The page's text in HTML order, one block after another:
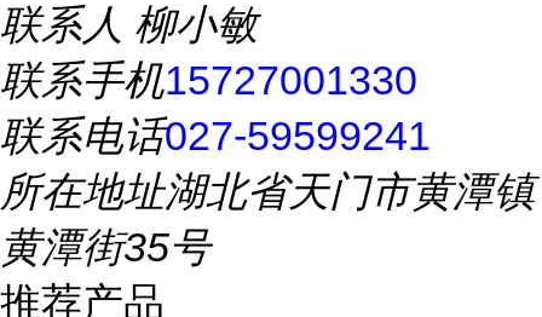
联系人 柳小敏
联系手机15727001330
联系电话027-59599241
所在地址湖北省天门市黄潭镇
黄潭街35号
推荐产品